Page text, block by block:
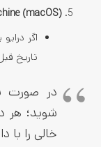
(macOS)
تاریخ
در صورت
شوید؛ هر
خالی را با